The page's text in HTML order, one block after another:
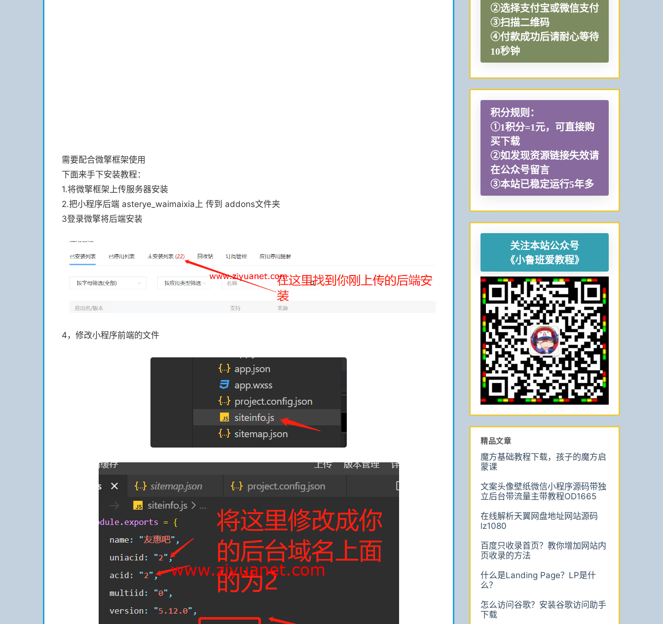
需要配合微擎框架使用
下面来手下安装教程：
1.将微擎框架上传服务器安装
2.把小程序后端 asterye_waimaixia上 传到 addons文件夹
3登录微擎将后端安装
4，修改小程序前端的文件
②选择支付宝或微信支付
③扫描二维码
④付款成功后请耐心等待
10秒钟
积分规则：
①1积分=1元，可直接购
买下载
②如发现资源链接失效请
在公众号留言
③本站已稳定运行5年多
关注本站公众号
《小鲁班爱教程》
精品文章
魔方基础教程下载，孩子的魔方启
蒙课
文案头像壁纸微信小程序源码带独
立后台带流量主带教程OD1665
在线解析天翼网盘地址网站源码
lz1080
百度只收录首页？教你增加网站内
页收录的方法
什么是Landing Page？LP是什
么？
怎么访问谷歌？安装谷歌访问助手
下载